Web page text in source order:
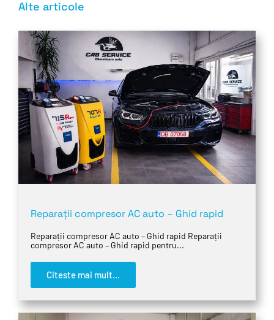
Alte articole
Reparații compresor AC auto – Ghid rapid
Reparații compresor AC auto – Ghid rapid Reparații
compresor AC auto – Ghid rapid pentru...
Citeste mai mult...